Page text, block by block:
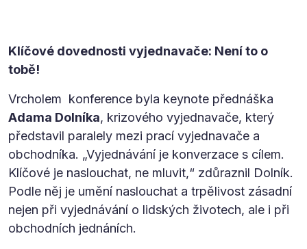
Klíčové dovednosti vyjednavače: Není to o
tobě!
Vrcholem konference byla keynote přednáška
Adama Dolníka, krizového vyjednavače, který
představil paralely mezi prací vyjednavače a
obchodníka. „Vyjednávání je konverzace s cílem.
Klíčové je naslouchat, ne mluvit,“ zdůraznil Dolník.
Podle něj je umění naslouchat a trpělivost zásadní
nejen při vyjednávání o lidských životech, ale i při
obchodních jednáních.